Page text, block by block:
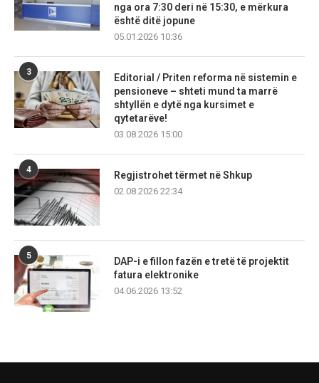
nga ora 7:30 deri në 15:30, e mërkura
është ditë jopune
05.01.2026 10:36
3
Editorial / Priten reforma në sistemin e
pensioneve – shteti mund ta marrë
shtyllën e dytë nga kursimet e
qytetarëve!
03.08.2026 15:00
4
Regjistrohet tërmet në Shkup
02.08.2026 22:34
5
DAP-i e fillon fazën e tretë të projektit
fatura elektronike
04.06.2026 13:52